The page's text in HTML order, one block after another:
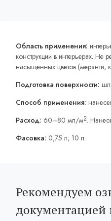
Область применения:
конструкции в интерьерах. Не
насыщенных цветов (меранти,
Подготовка поверхности:
Способ применения:
Расход: 60–80 мл/м2.
Фасовка: 0,75 л; 10 л.
Рекомендуем
документацией